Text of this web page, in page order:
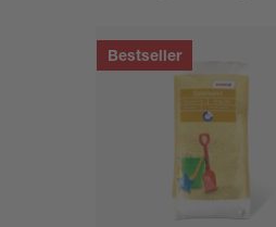
Bestseller